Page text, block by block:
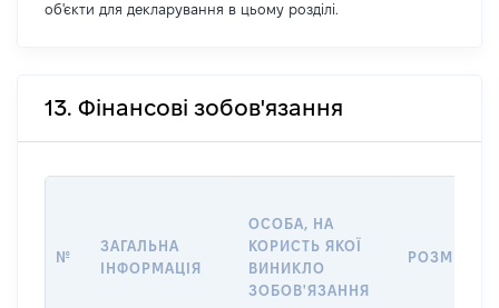
об'єкти для декларування в цьому розділі.
13. Фінансові зобов'язання
№
ЗАГАЛЬНА
ІНФОРМАЦІЯ
ОСОБА, НА
КОРИСТЬ ЯКОЇ
ВИНИКЛО
ЗОБОВ'ЯЗАННЯ
РОЗМІР